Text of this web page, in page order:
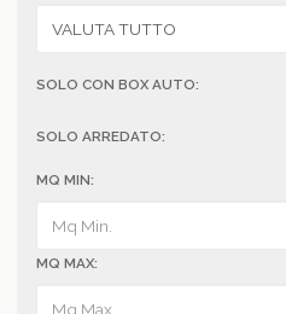
SOLO CON BOX AUTO:
SOLO ARREDATO:
MQ MIN:
MQ MAX: